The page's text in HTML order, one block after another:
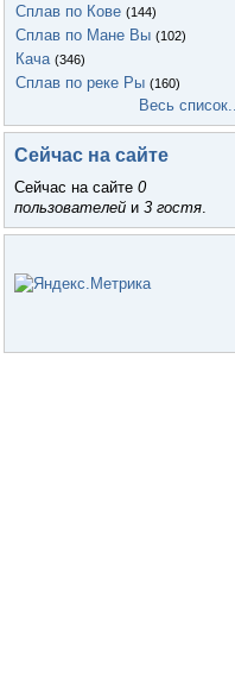
Сплав по Кове (144)
Сплав по Мане Вы (102)
Кача (346)
Сплав по реке Ры (160)
Весь список...
Сейчас на сайте
Сейчас на сайте 0
пользователей и 3 гостя.